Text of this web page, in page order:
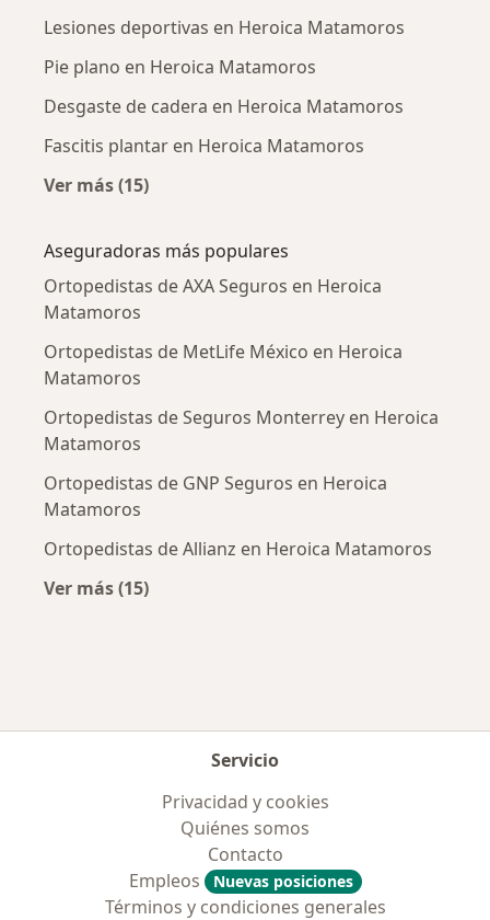
Lesiones deportivas en Heroica Matamoros
Pie plano en Heroica Matamoros
Desgaste de cadera en Heroica Matamoros
Fascitis plantar en Heroica Matamoros
Ver más (15)
Aseguradoras más populares
Ortopedistas de AXA Seguros en Heroica
Matamoros
Ortopedistas de MetLife México en Heroica
Matamoros
Ortopedistas de Seguros Monterrey en Heroica
Matamoros
Ortopedistas de GNP Seguros en Heroica
Matamoros
Ortopedistas de Allianz en Heroica Matamoros
Ver más (15)
Servicio
Privacidad y cookies
Quiénes somos
Contacto
Empleos
Nuevas posiciones
Términos y condiciones generales